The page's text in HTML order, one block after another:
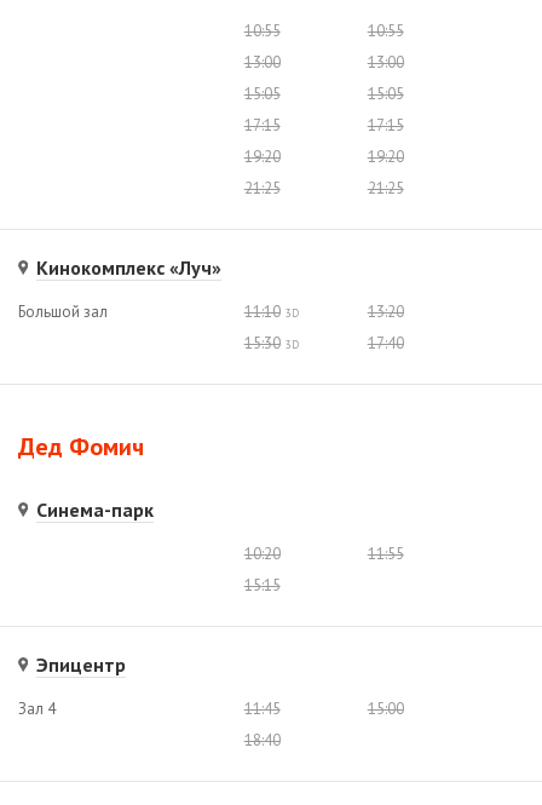
10:55
10:55
13:00
13:00
15:05
15:05
17:15
17:15
19:20
19:20
21:25
21:25
Кинокомплекс «Луч»
Большой зал 11:10 3D
13:20
15:30 3D 17:40
Дед Фомич
Синема-парк
10:20
11:55
15:15
Эпицентр
Зал 4 11:45
15:00
18:40